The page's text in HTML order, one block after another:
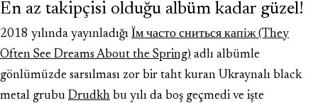
En az takipçisi olduğu albüm kadar güzel!
2018 yılında yayınladığı Їм часто сниться капіж (They
Often See Dreams About the Spring) adlı albümle
gönlümüzde sarsılması zor bir taht kuran Ukraynalı black
metal grubu Drudkh bu yılı da boş geçmedi ve işte